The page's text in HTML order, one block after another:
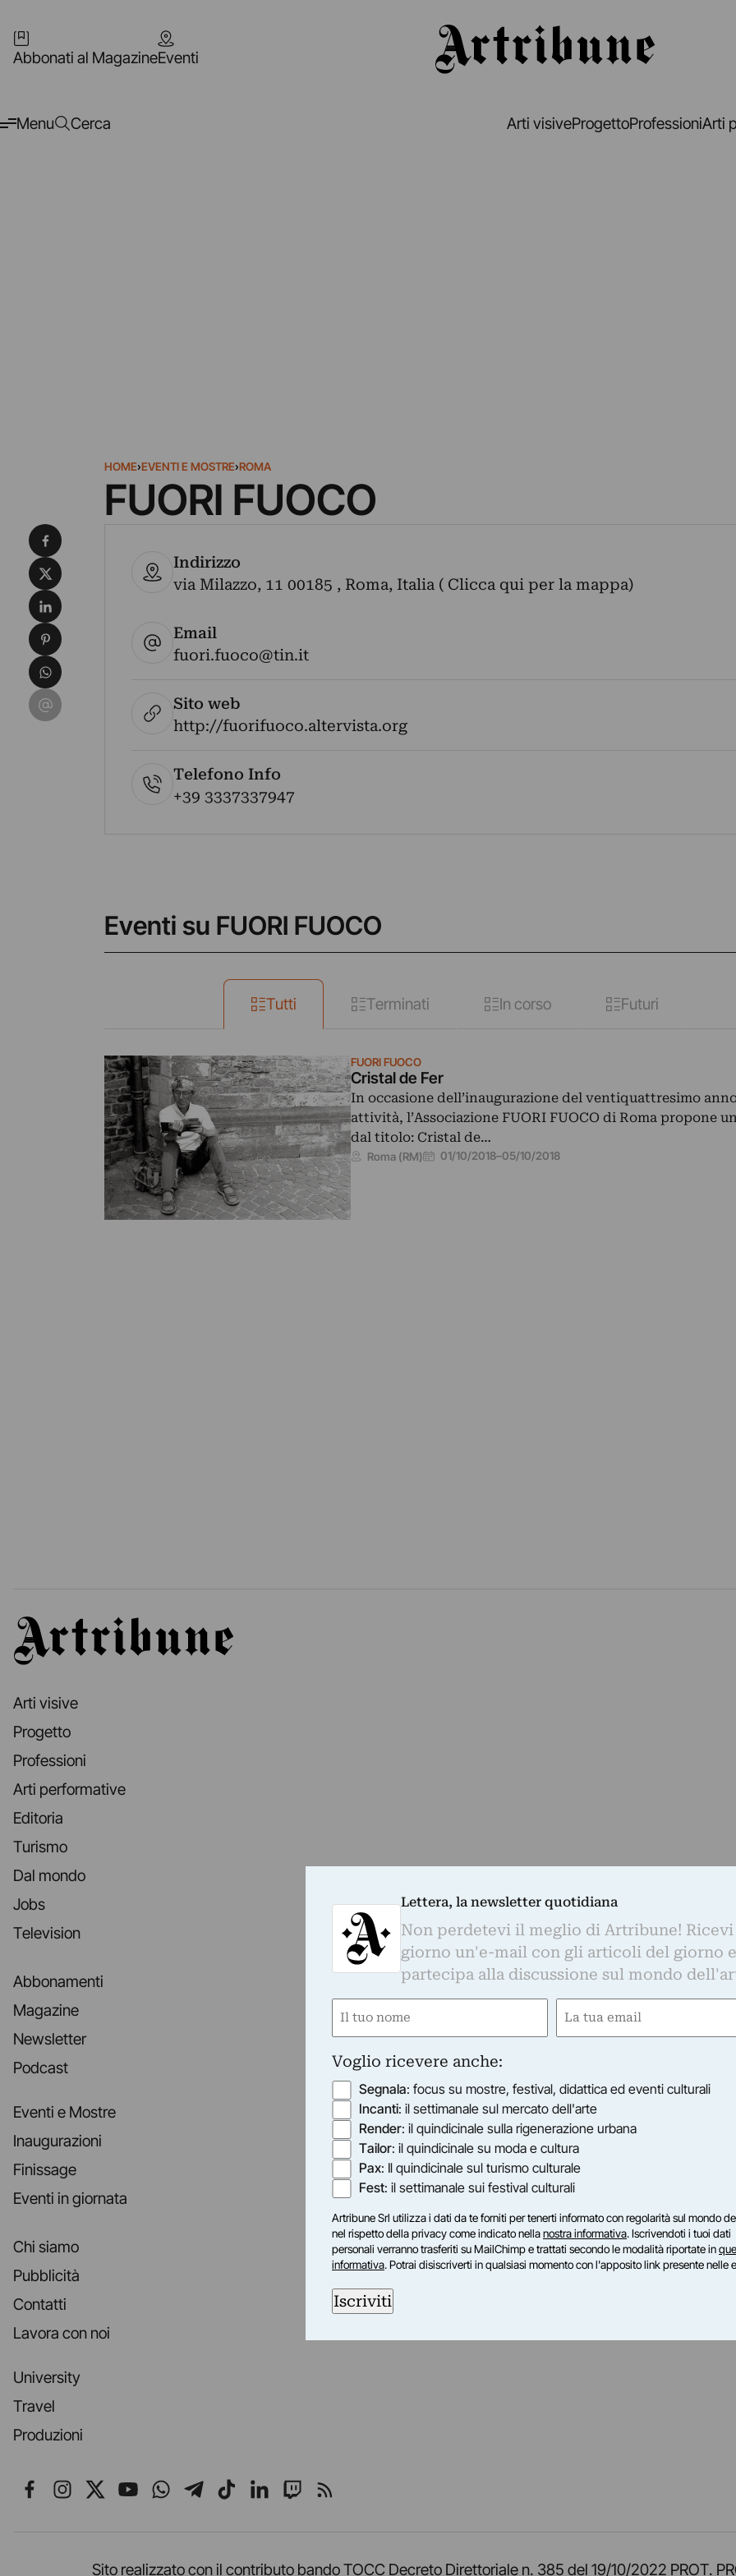
Abbonati al MagazineEventi
Menu Cerca Arti visiveProgettoProfessioniArti
HOME›EVENTI E MOSTRE›ROMA
FUORI FUOCO
Indirizzo
via Milazzo, 11 00185 , Roma, Italia ( Clicca qui per la mappa)
Email
fuori.fuoco@tin.it
Sito web
http://fuorifuoco.altervista.org
Telefono Info
+39 3337337947
Eventi su FUORI FUOCO
Tutti Terminati In corso Futuri
FUORI FUOCO
Cristal de Fer
In occasione dell’inaugurazione del ventiquattresimo
attività, l’Associazione FUORI FUOCO di Roma propone
dal titolo: Cristal de…
Roma (RM) 01/10/2018–05/10/2018
Condividi su Facebook
Condividi su X
Condividi su LinkedIn
Condividi su Pinterest
Condividi su WhatsApp
Condividi su Email
Artribune
Arti visive
Progetto
Professioni
Arti performative
Editoria
Turismo
Dal mondo
Jobs
Television
Abbonamenti
Magazine
Newsletter
Podcast
Eventi e Mostre
Inaugurazioni
Finissage
Eventi in giornata
Chi siamo
Pubblicità
Contatti
Lavora con noi
University
Travel
Produzioni
Seguici su Facebook
Seguici su Instagram
Seguici su X
Seguici su YouTube
Seguici su WhatsApp
Seguici su Telegram
Seguici su TikTok
Seguici su LinkedIn
Seguici su Twitch
Seguici su Rss
Sito realizzato con il contributo bando TOCC Decreto Direttoriale n. 385 del 19/10/2022 PROT.
Lettera, la newsletter quotidiana
Non perdetevi il meglio di Artribune!
giorno un'e-mail con gli articoli del giorno
partecipa alla discussione sul mondo
Nome
Email
Voglio ricevere anche:
Segnala: focus su mostre, festival, didattica ed eventi culturali
Incanti: il settimanale sul mercato dell'arte
Render: il quindicinale sulla rigenerazione urbana
Tailor: il quindicinale su moda e cultura
Pax: Il quindicinale sul turismo culturale
Fest: il settimanale sui festival culturali
Artribune Srl utilizza i dati da te forniti per tenerti informato con regolarità sul mondo
nel rispetto della privacy come indicato nellanostra informativa. Iscrivendoti i tuoi dati
personali verranno trasferiti su MailChimp e trattati secondo le modalità riportate in
informativa. Potrai disiscriverti in qualsiasi momento con l'apposito link presente nelle
Iscriviti